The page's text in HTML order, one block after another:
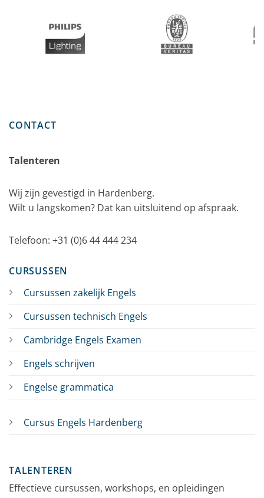
CONTACT
Talenteren
Wij zijn gevestigd in Hardenberg.
Wilt u langskomen? Dat kan uitsluitend op afspraak.
Telefoon: +31 (0)6 44 444 234
CURSUSSEN
Cursussen zakelijk Engels
Cursussen technisch Engels
Cambridge Engels Examen
Engels schrijven
Engelse grammatica
Cursus Engels Hardenberg
TALENTEREN
Effectieve cursussen, workshops, en opleidingen